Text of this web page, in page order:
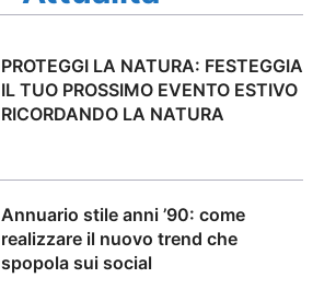
PROTEGGI LA NATURA: FESTEGGIA
IL TUO PROSSIMO EVENTO ESTIVO
RICORDANDO LA NATURA
Annuario stile anni ’90: come
realizzare il nuovo trend che
spopola sui social